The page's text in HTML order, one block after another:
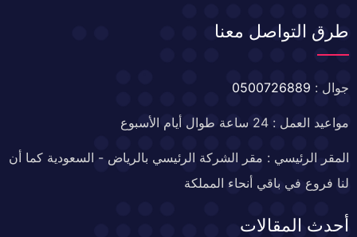
طرق التواصل معنا
جوال : 0500726889
مواعيد العمل : 24 ساعة طوال أيام الأسبوع
المقر الرئيسي : مقر الشركة الرئيسي بالرياض - السعودية كما أن
لنا فروع في باقي أنحاء المملكة
أحدث المقالات